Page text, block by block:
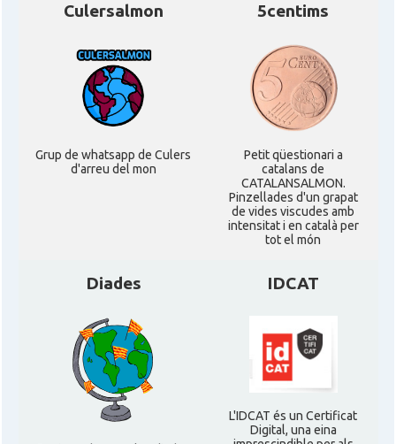
Culersalmon
Grup de whatsapp de Culers
d'arreu del mon
5centims
Petit qüestionari a
catalans de
CATALANSALMON.
Pinzellades d'un grapat
de vides viscudes amb
intensitat i en català per
tot el món
Diades IDCAT
L'IDCAT és un Certificat
Digital, una eina